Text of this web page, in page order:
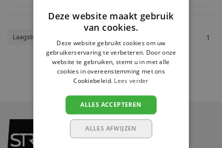
Laagste prijs 1
Deze website maakt gebruik
van cookies.
Deze website gebruikt cookies om uw
gebruikerservaring te verbeteren. Door onze
website te gebruiken, stemt u in met alle
cookies in overeenstemming met ons
Cookiebeleid. Lees verder
ALLES ACCEPTEREN
ALLES AFWIJZEN